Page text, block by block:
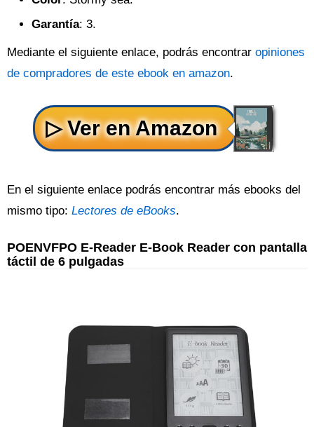
Garantía: 3.
Mediante el siguiente enlace, podrás encontrar opiniones
de compradores de este ebook en amazon.
En el siguiente enlace podrás encontrar más ebooks del
mismo tipo: Lectores de eBooks.
POENVFPO E-Reader E-Book Reader con pantalla
táctil de 6 pulgadas